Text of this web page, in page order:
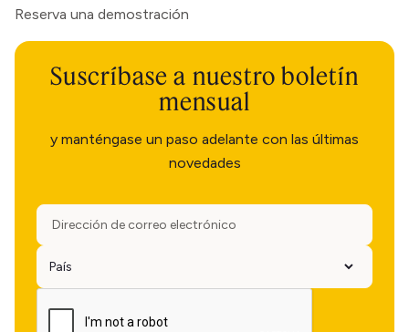
Reserva una demostración
Suscríbase a nuestro boletín
mensual
y manténgase un paso adelante con las últimas
novedades